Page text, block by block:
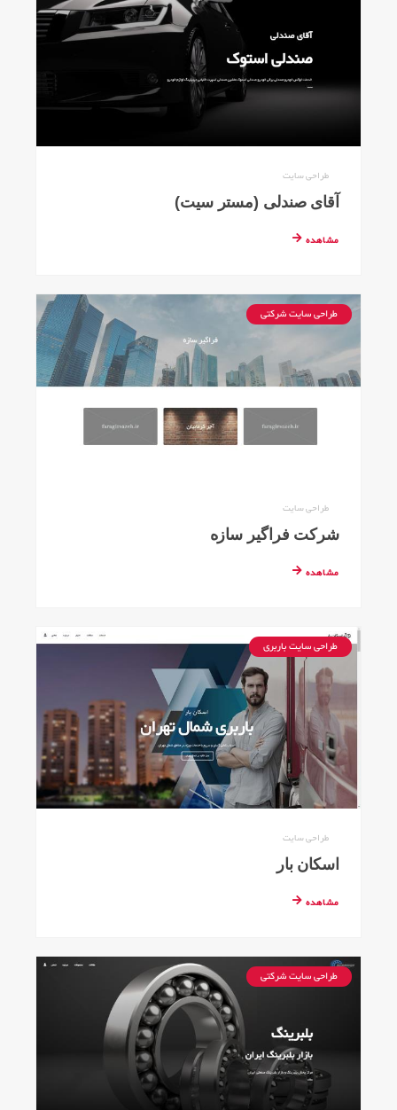
طراحی سایت
آقای صندلی (مستر سیت)
مشاهده
طراحی سایت شرکتی
طراحی سایت
شرکت فراگیر سازه
مشاهده
طراحی سایت باربری
طراحی سایت
اسکان بار
مشاهده
طراحی سایت شرکتی